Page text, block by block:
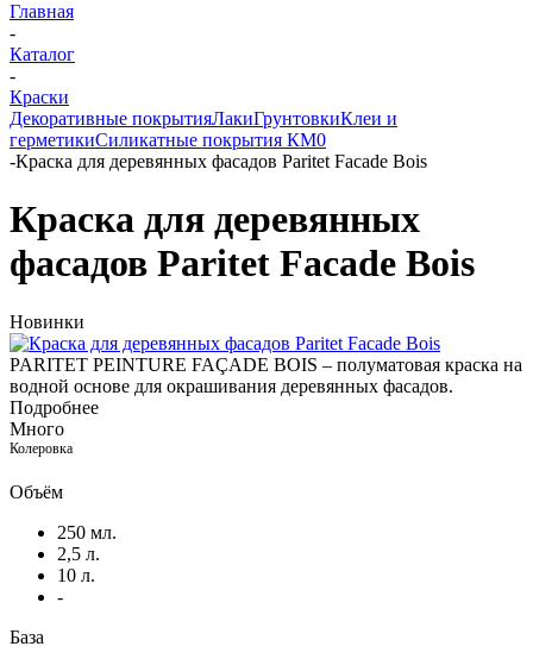
Главная
-
Каталог
-
Краски
Декоративные покрытияЛакиГрунтовкиКлеи и
герметикиСиликатные покрытия КМ0
-Краска для деревянных фасадов Paritet Facade Bois
Краска для деревянных
фасадов Paritet Facade Bois
Новинки
PARITET PEINTURE FAÇADE BOIS – полуматовая краска на
водной основе для окрашивания деревянных фасадов.
Подробнее
Много
Колеровка
Объём
250 мл.
2,5 л.
10 л.
-
База